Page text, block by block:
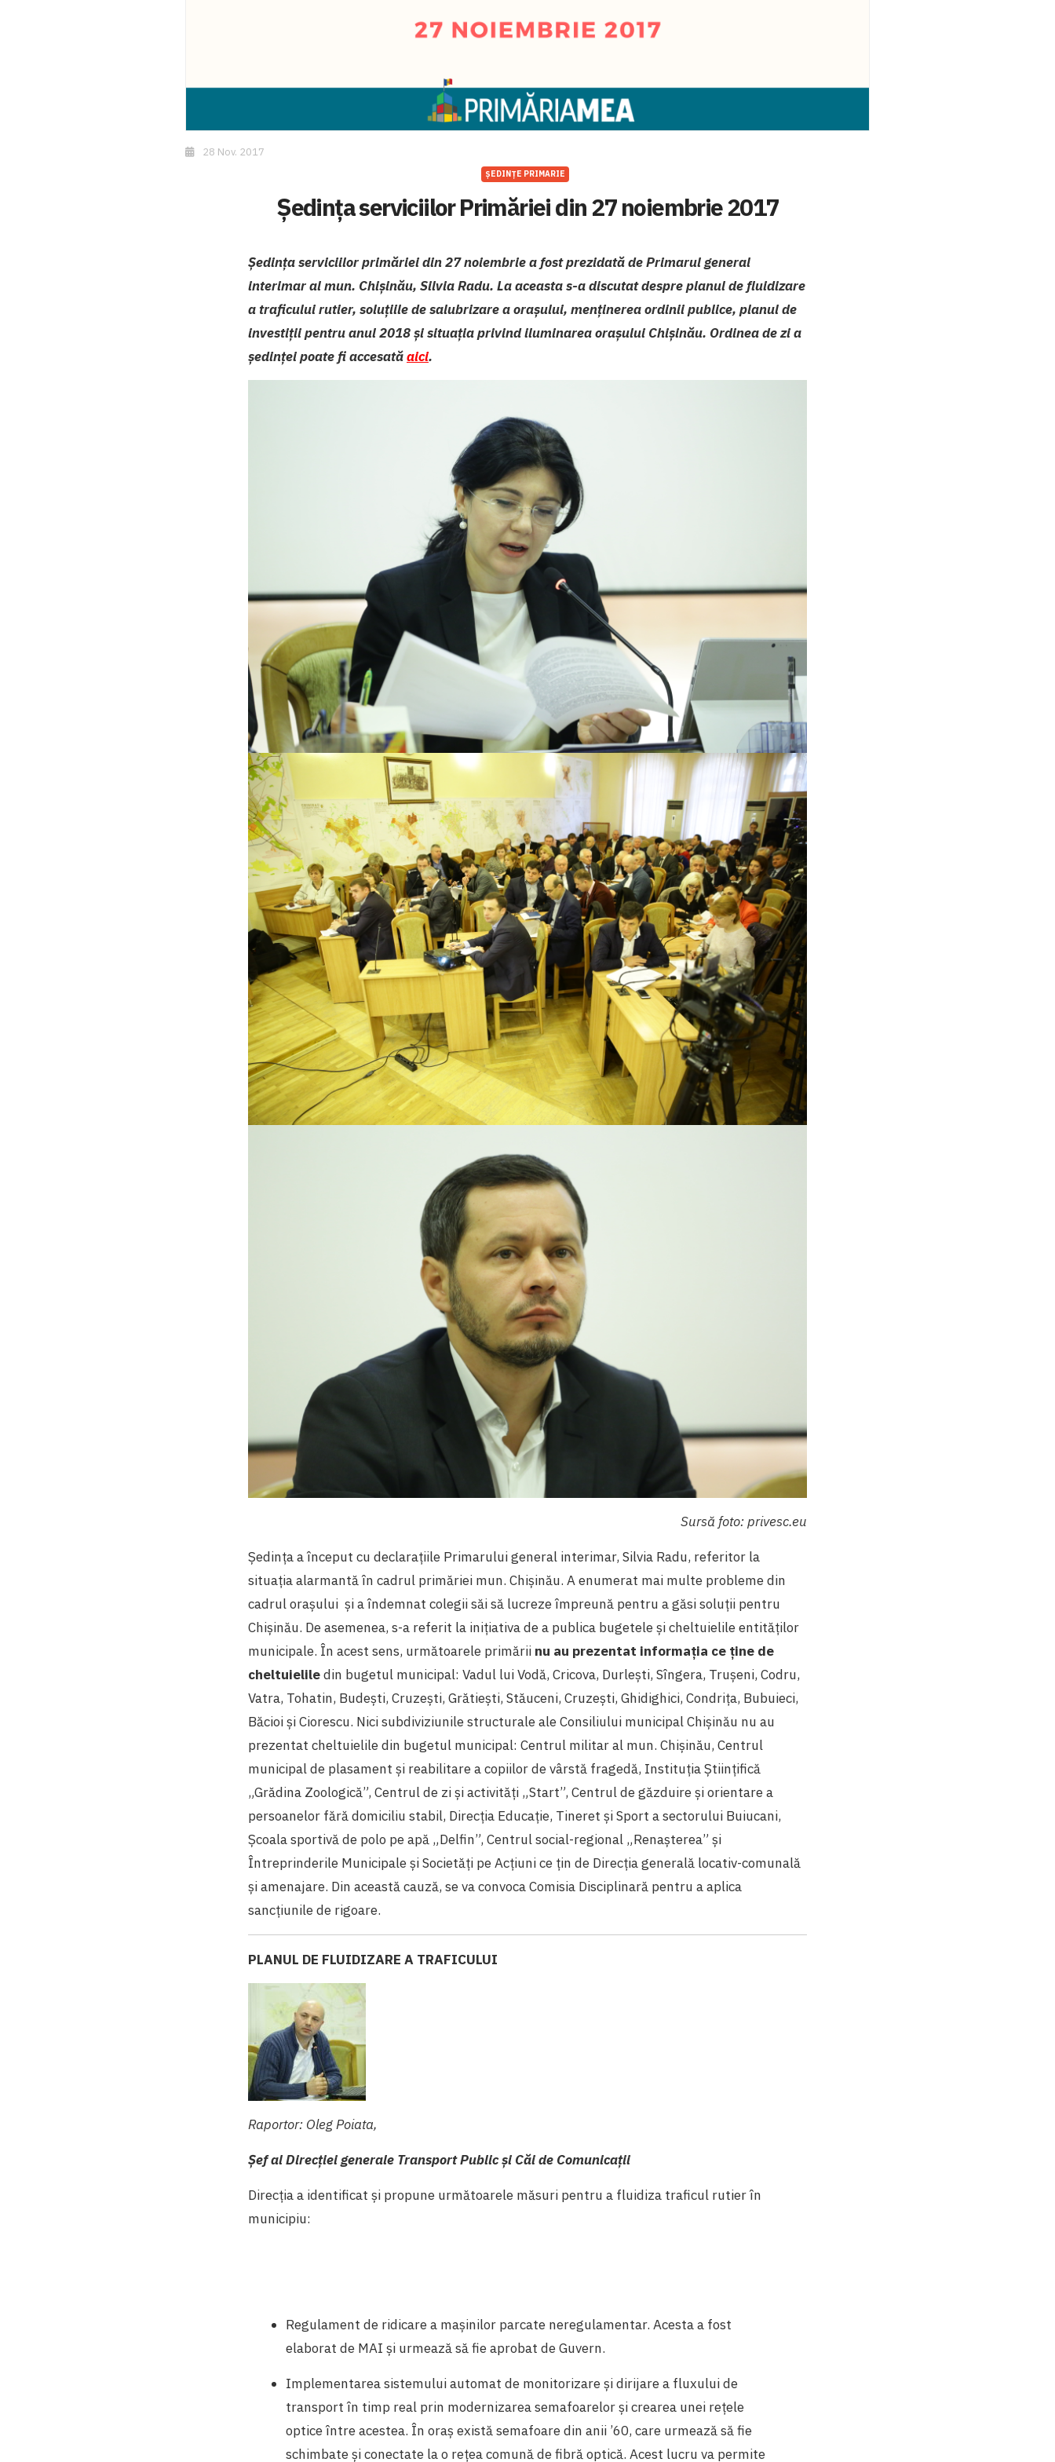
28 Nov. 2017
ȘEDINȚE PRIMARIE
Ședința serviciilor Primăriei din 27 noiembrie 2017
Ședința serviciilor primăriei din 27 noiembrie a fost prezidată de Primarul general
interimar al mun. Chișinău, Silvia Radu. La aceasta s-a discutat despre planul de fluidizare
a traficului rutier, soluțiile de salubrizare a orașului, menținerea ordinii publice, planul de
investiții pentru anul 2018 și situația privind iluminarea orașului Chișinău. Ordinea de zi a
ședinței poate fi accesatăaici.
Sursă foto: privesc.eu
Ședința a început cu declarațiile Primarului general interimar, Silvia Radu, referitor la
situația alarmantă în cadrul primăriei mun. Chișinău. A enumerat mai multe probleme din
cadrul orașului și a îndemnat colegii săi să lucreze împreună pentru a găsi soluții pentru
Chișinău. De asemenea, s-a referit la inițiativa de a publica bugetele și cheltuielile entităților
municipale. În acest sens, următoarele primării nu au prezentat informația ce ține de
cheltuieliledin bugetul municipal: Vadul lui Vodă, Cricova, Durlești, Sîngera, Trușeni, Codru,
Vatra, Tohatin, Budești, Cruzești, Grătiești, Stăuceni, Cruzești, Ghidighici, Condrița, Bubuieci,
Băcioi și Ciorescu. Nici subdiviziunile structurale ale Consiliului municipal Chișinău nu au
prezentat cheltuielile din bugetul municipal: Centrul militar al mun. Chișinău, Centrul
municipal de plasament și reabilitare a copiilor de vârstă fragedă, Instituția Științifică
„Grădina Zoologică”, Centrul de zi și activități „Start”, Centrul de găzduire și orientare a
persoanelor fără domiciliu stabil, Direcția Educație, Tineret și Sport a sectorului Buiucani,
Școala sportivă de polo pe apă „Delfin”, Centrul social-regional „Renașterea” și
Întreprinderile Municipale și Societăți pe Acțiuni ce țin de Direcţia generală locativ-comunală
şi amenajare. Din această cauză, se va convoca Comisia Disciplinară pentru a aplica
sancțiunile de rigoare.
PLANUL DE FLUIDIZARE A TRAFICULUI
Raportor: Oleg Poiata,
Șef al Direcției generale Transport Public și Căi de Comunicații
Direcția a identificat și propune următoarele măsuri pentru a fluidiza traficul rutier în
municipiu:
Regulament de ridicare a mașinilor parcate neregulamentar. Acesta a fost
elaborat de MAI și urmează să fie aprobat de Guvern.
Implementarea sistemului automat de monitorizare și dirijare a fluxului de
transport în timp real prin modernizarea semafoarelor și crearea unei rețele
optice între acestea. În oraș există semafoare din anii ’60, care urmează să fie
schimbate și conectate la o rețea comună de fibră optică. Acest lucru va permite